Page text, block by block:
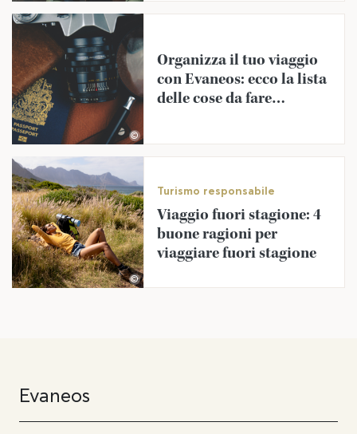
©
Organizza il tuo viaggio
con Evaneos: ecco la lista
delle cose da fare
©
Turismo responsabile
Viaggio fuori stagione: 4
buone ragioni per
viaggiare fuori stagione
Evaneos